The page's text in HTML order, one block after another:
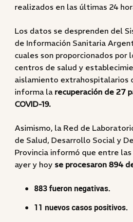
realizados en las últimas 24
Los datos se desprenden del
de Información Sanitaria
cuales son proporcionados por
centros de salud y
aislamiento extrahospitalarios
informa la recuperación de 27
COVID-19.
Asimismo, la Red de
de Salud, Desarrollo Social y
Provincia informó que entre
ayer y hoy se procesaron 894
883 fueron negativas.
11 nuevos casos positivos.